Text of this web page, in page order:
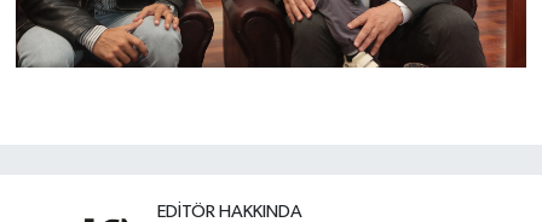
EDITÖR HAKKINDA